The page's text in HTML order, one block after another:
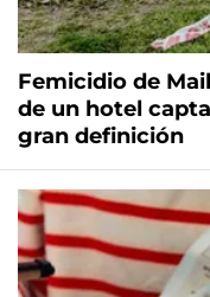
Femicidio de
de un hotel
gran definición